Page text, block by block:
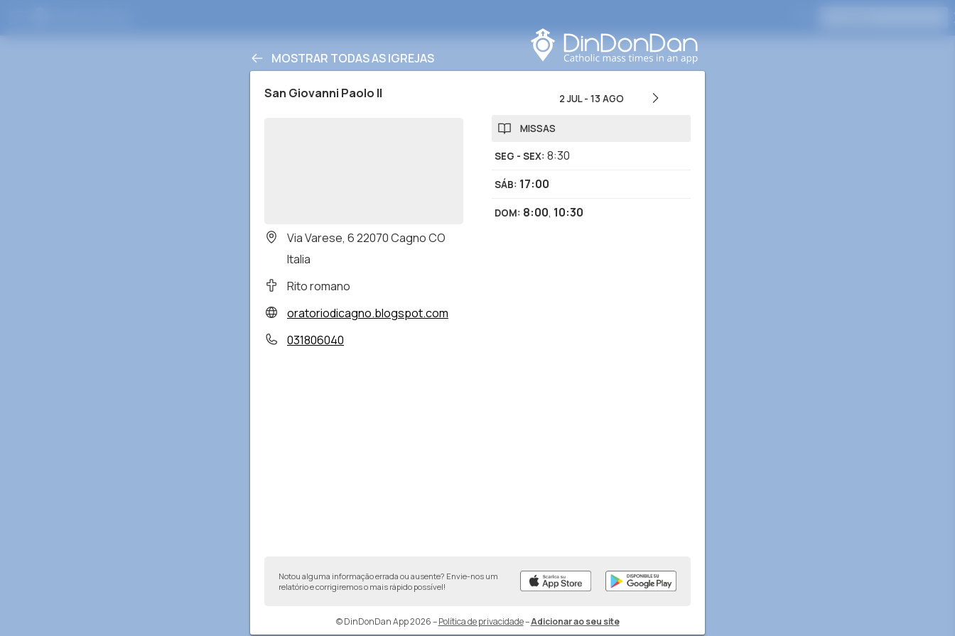
MOSTRAR TODAS AS IGREJAS
San Giovanni Paolo II
Via Varese, 6 22070 Cagno CO
Italia
Rito romano
oratoriodicagno.blogspot.com
031806040
2 JUL- 13 AGO
MISSAS
SEG - SEX: 8:30
SÁB: 17:00
DOM: 8:00, 10:30
Notou alguma informação errada ou ausente? Envie-nos um
relatório e corrigiremos o mais rápido possível!
© DinDonDan App 2026– Política de privacidade–Adicionar ao seu site